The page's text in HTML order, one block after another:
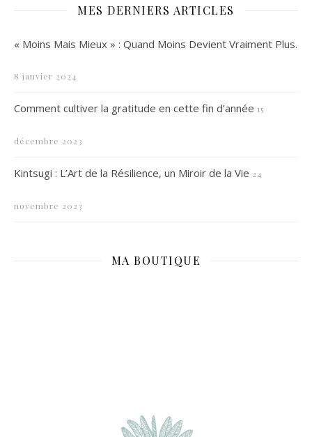
MES DERNIERS ARTICLES
« Moins Mais Mieux » : Quand Moins Devient Vraiment Plus.
8 janvier 2024
Comment cultiver la gratitude en cette fin d’année 15
décembre 2023
Kintsugi : L’Art de la Résilience, un Miroir de la Vie 24
novembre 2023
MA BOUTIQUE